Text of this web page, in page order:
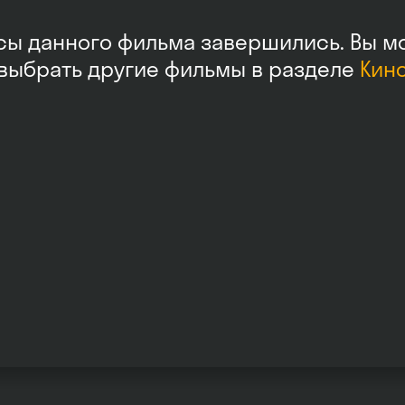
данного фильма завершились. Вы
другие фильмы в разделе